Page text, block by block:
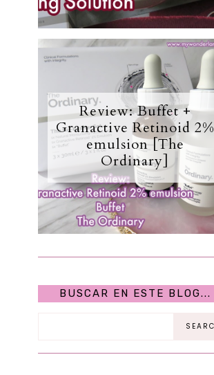
Review: Buffet +
Granactive Retinoid 2%
emulsion [The
Ordinary]
BUSCAR EN ESTE BLOG...